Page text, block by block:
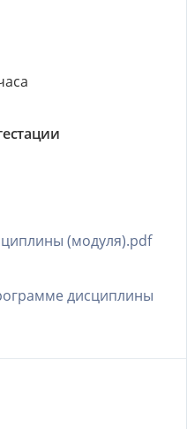
(модуля).pdf
дисциплины